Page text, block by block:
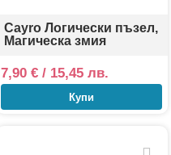
Cayro Логически пъзел,
Магическа змия
7,90 €/ 15,45 лв.
Купи